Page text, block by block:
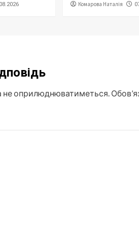
Комарова Наталія
не оприлюднюватиметься.